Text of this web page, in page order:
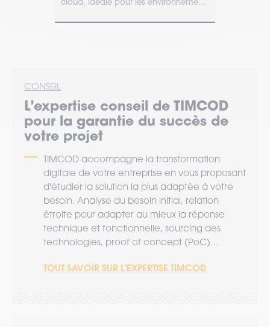
CONSEIL
L’expertise conseil de TIMCOD
pour la garantie du succès de
votre projet
TIMCOD accompagne la transformation
digitale de votre entreprise en vous proposant
d'étudier la solution la plus adaptée à votre
besoin. Analyse du besoin initial, relation
étroite pour adapter au mieux la réponse
technique et fonctionnelle, sourcing des
technologies, proof of concept (PoC)…
TOUT SAVOIR SUR L'EXPERTISE TIMCOD